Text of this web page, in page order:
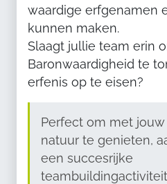
waardige erfgenamen
kunnen maken.
Slaagt jullie team erin
Baronwaardigheid te
erfenis op te eisen?
Perfect om met
natuur te genieten,
een succesrijke